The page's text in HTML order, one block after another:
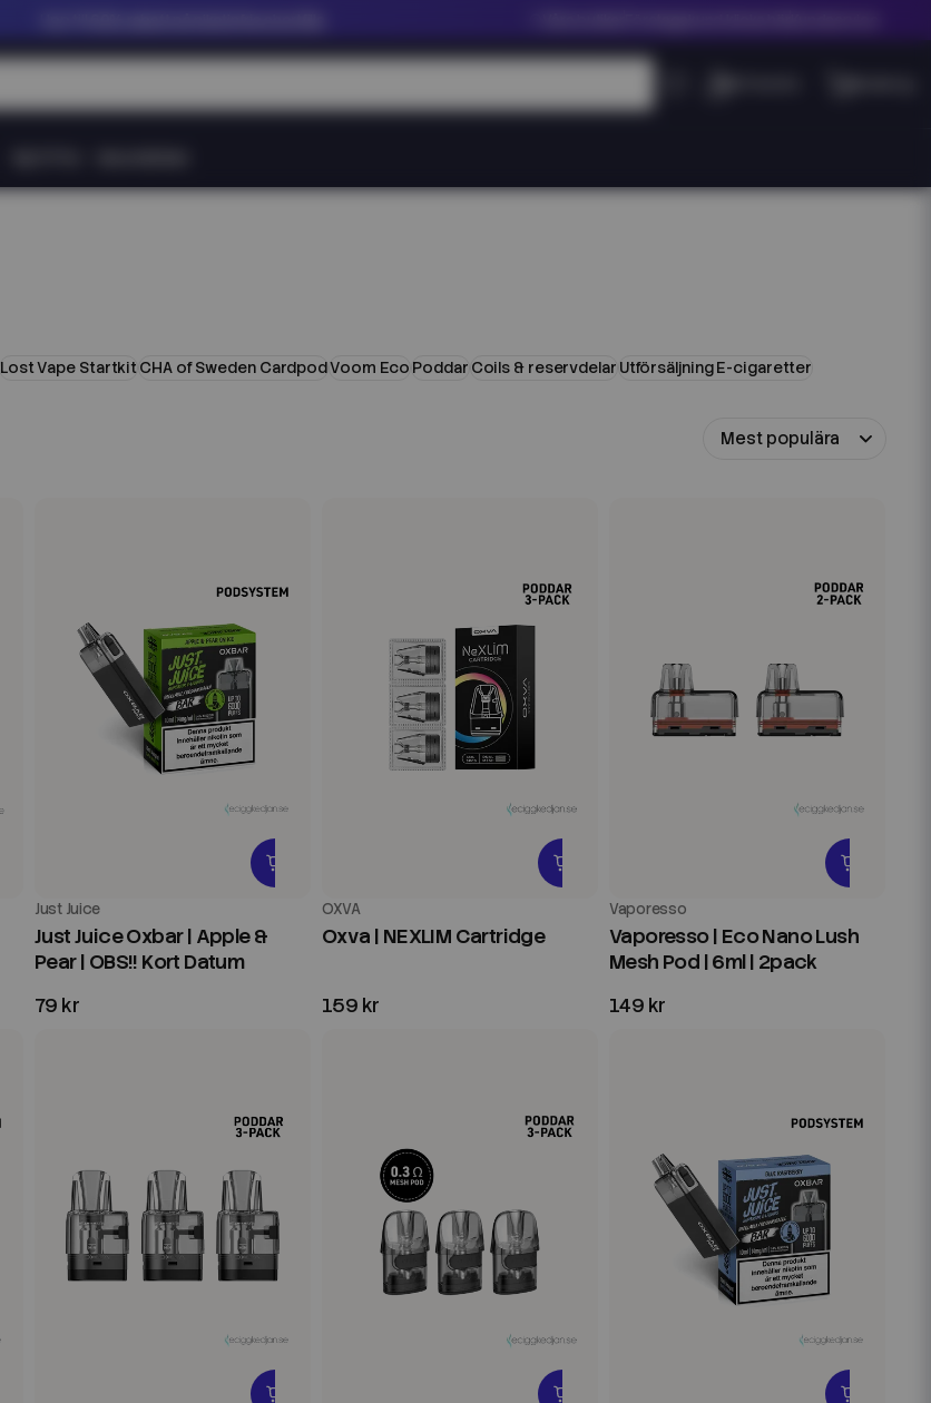
Lost Vape StartkitCHA of Sweden CardpodVoom Eco Poddar Coils & reservdelar Utförsäljning E-cigaretter
Mest populära
Just Juice
Just Juice Oxbar | Apple &
Pear | OBS!! Kort Datum
79 kr
OXVA
Oxva | NEXLIM Cartridge
159 kr
Vaporesso
Vaporesso | Eco Nano Lush
Mesh Pod | 6ml | 2pack
149 kr